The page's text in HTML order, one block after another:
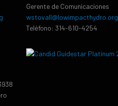
Gerente de Comunicaciones
wstovall@lowimpacthydro.org
Teléfono: 314-610-4254